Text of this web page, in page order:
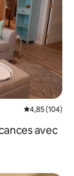
Évaluation
4,85 (104)
avec